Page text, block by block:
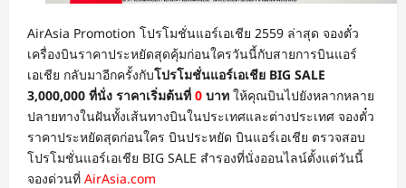
AirAsia Promotion โปรโมชั่นแอร์เอเชีย 2559 ล่าสุด จองตั๋ว
เครื่องบินราคาประหยัดสุดคุ้มก่อนใครวันนี้กับสายการบินแอร์
เอเชีย กลับมาอีกครั้งกับโปรโมชั่นแอร์เอเชีย BIG SALE
3,000,000 ที่นั่ง ราคาเริ่มต้นที่ 0 บาท ให้คุณบินไปยังหลากหลาย
ปลายทางในฝันทั้งเส้นทางบินในประเทศและต่างประเทศ จองตั๋ว
ราคาประหยัดสุดก่อนใคร บินประหยัด บินแอร์เอเชีย ตรวจสอบ
โปรโมชั่นแอร์เอเชีย BIG SALE สำรองที่นั่งออนไลน์ตั้งแต่วันนี้
จองด่วนที่ AirAsia.com